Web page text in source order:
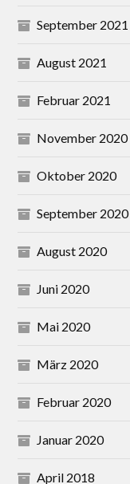
September 2021
August 2021
Februar 2021
November 2020
Oktober 2020
September 2020
August 2020
Juni 2020
Mai 2020
März 2020
Februar 2020
Januar 2020
April 2018